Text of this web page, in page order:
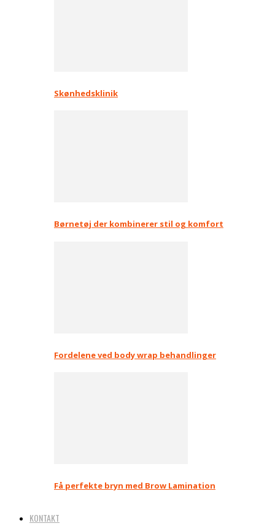
Skønhedsklinik
Børnetøj der kombinerer stil og komfort
Fordelene ved body wrap behandlinger
Få perfekte bryn med Brow Lamination
KONTAKT